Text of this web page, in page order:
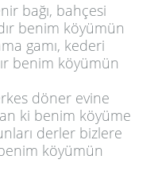
bağı, bahçesi
benim köyümün
gamı, kederi
benim köyümün
döner evine
ki benim köyüme
derler bizlere
köyümün